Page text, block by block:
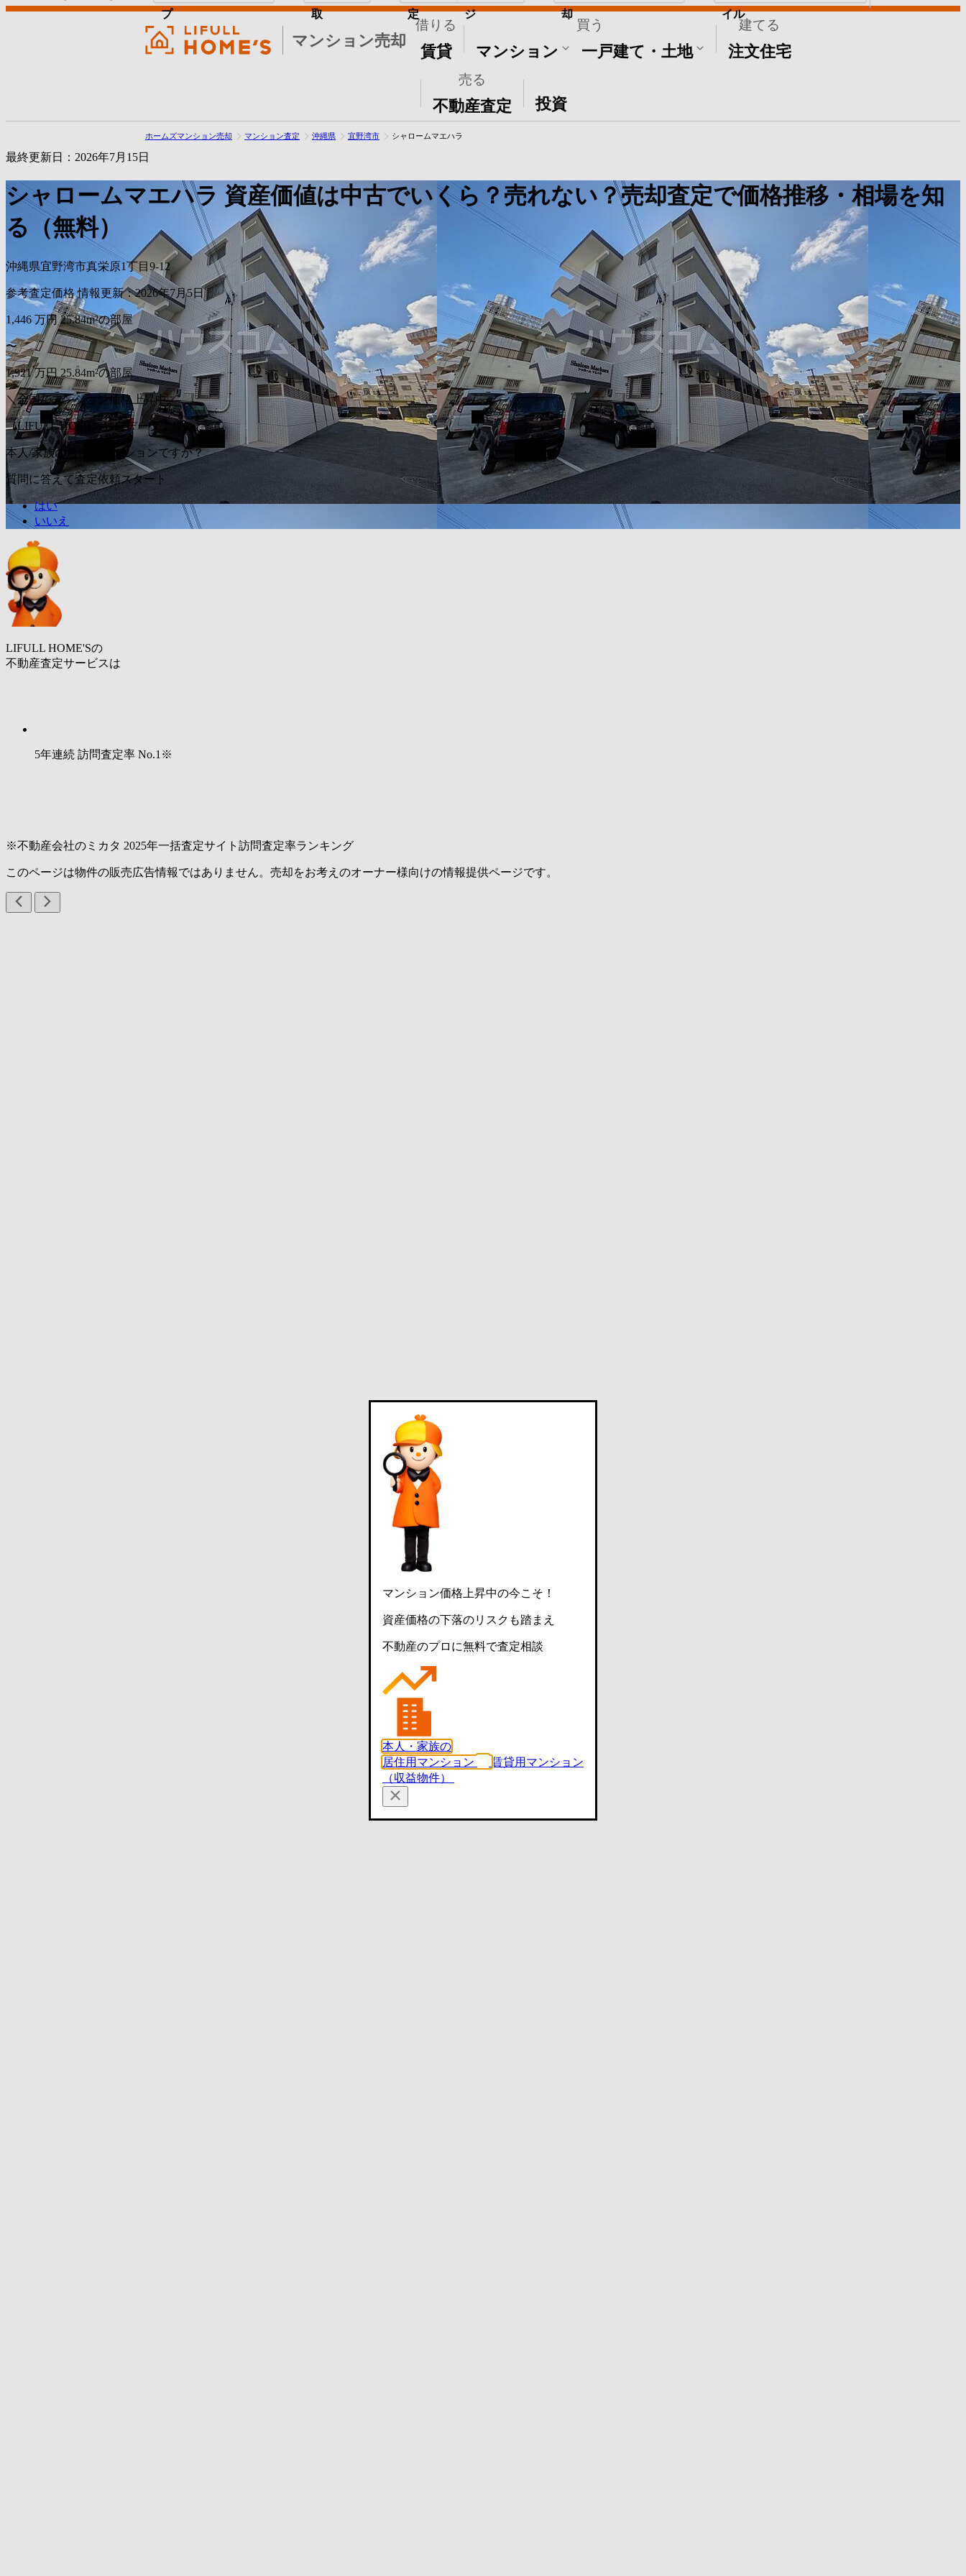
マンション売却
借りる
賃貸
買う
マンション 一戸建て・土地
建てる
注文住宅
売る
不動産査定
その他
投資
プ 取 定 ジ 却 イル
ホームズマンション売却 マンション査定 沖縄県 宜野湾市 シャロームマエハラ
最終更新日：2026年7月15日
シャロームマエハラ 資産価値は中古でいくら？売れない？売却査定で価格推移・相場を知
る（無料）
沖縄県宜野湾市真栄原1丁目9-12
参考査定価格 情報更新：2026年7月5日
1,446 万円 25.84m²の部屋
〜
1,921 万円 25.84m²の部屋
＼全国でマンション価格上昇中／
（LIFULL HOME'S独自データより）
本人/家族の居住用マンションですか？
質問に答えて査定依頼スタート
はい
いいえ
LIFULL HOME'Sの
不動産査定サービスは
5年連続 訪問査定率 No.1 ※
※不動産会社のミカタ 2025年一括査定サイト訪問査定率ランキング
このページは物件の販売広告情報ではありません。売却をお考えのオーナー様向けの情報提供ページです。
マンション価格上昇中の今こそ！
資産価格の下落のリスクも踏まえ
不動産のプロに無料で査定相談
本人・家族の
居住用マンション
賃貸用マンション
（収益物件）